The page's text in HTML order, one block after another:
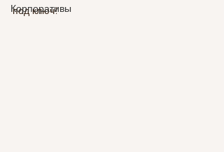
Корпоративы
под ключ!